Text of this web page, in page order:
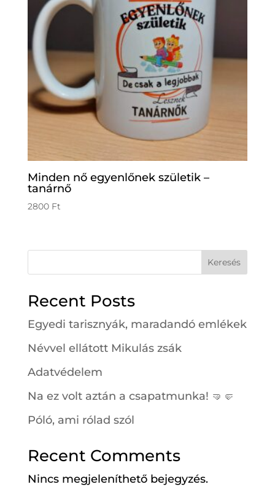
Minden nő egyenlőnek születik –
tanárnő
2800 Ft
Keresés
Recent Posts
Egyedi tarisznyák, maradandó emlékek
Névvel ellátott Mikulás zsák
Adatvédelem
Na ez volt aztán a csapatmunka! 🤜🤛
Póló, ami rólad szól
Recent Comments
Nincs megjeleníthető bejegyzés.